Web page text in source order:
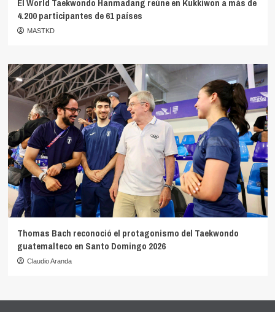
El World Taekwondo Hanmadang reúne en Kukkiwon a más de
4.200 participantes de 61 países
MASTKD
Thomas Bach reconoció el protagonismo del Taekwondo
guatemalteco en Santo Domingo 2026
Claudio Aranda